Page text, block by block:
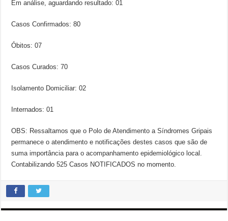
Em análise, aguardando resultado: 01
Casos Confirmados: 80
Óbitos: 07
Casos Curados: 70
Isolamento Domiciliar: 02
Internados: 01
OBS: Ressaltamos que o Polo de Atendimento a Síndromes Gripais
permanece o atendimento e notificações destes casos que são de
suma importância para o acompanhamento epidemiológico local.
Contabilizando 525 Casos NOTIFICADOS no momento.